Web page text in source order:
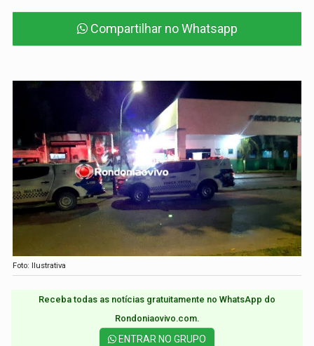
Compartilhar no Whatsapp
Foto: Ilustrativa
Receba todas as notícias gratuitamente no WhatsApp do
Rondoniaovivo.com.​
ENTRAR NO GRUPO